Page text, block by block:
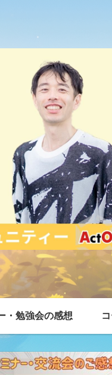
・勉強会の感想